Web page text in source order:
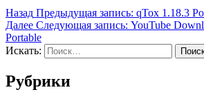
Назад Предыдущая запись: qTox 1.18.3
Далее Следующая запись: YouTube
Portable
Искать:
Рубрики